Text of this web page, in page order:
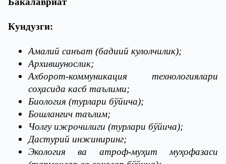
Кундузги:
Амалий санъат (бадиий кулолчилик);
Архившунослик;
Ахборот-коммуникация технологиялари
соҳасида касб таълими;
Биология (турлари бўйича);
Бошланғич таълим;
Чолғу ижрочилиги (турлари бўйича);
Дастурий инжиниринг;
Экология ва атроф-муҳит муҳофазаси